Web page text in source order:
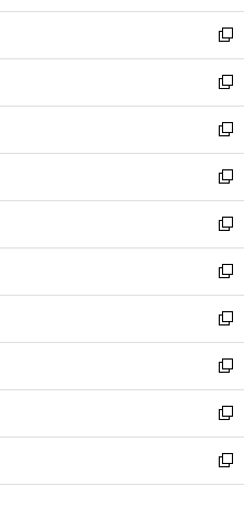
開
く
ウ
で
開
く
ン
ド
ウ
で
開
く
ウ
ィ
ン
ド
ウ
で
開
く
新
し
い
ウ
ィ
ン
ド
ウ
で
開
く
新
し
い
ウ
ィ
ン
ド
ウ
で
開
く
新
し
い
ウ
ィ
ン
ド
ウ
で
開
く
新
し
い
ウ
ィ
ン
ド
ウ
で
開
く
新
し
い
ウ
ィ
ン
ド
ウ
で
開
く
新
し
い
ウ
ィ
ン
ド
ウ
で
開
新
し
い
ウ
ィ
ン
ド
ウ
新
し
い
ウ
ィ
ン
新
し
い
ウ
新
し